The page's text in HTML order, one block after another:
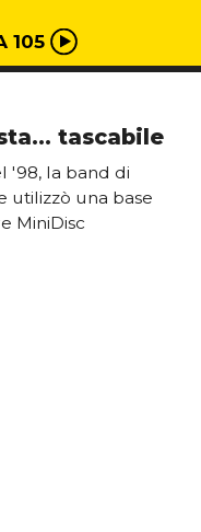
105
tascabile
'98, la band di
utilizzò una base
MiniDisc